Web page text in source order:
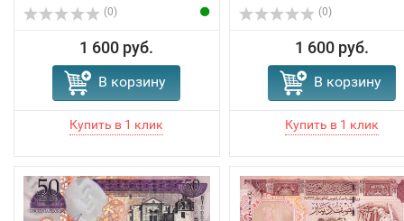
(0)
1 600 руб.
В корзину
(0)
1 600 руб.
В корзину